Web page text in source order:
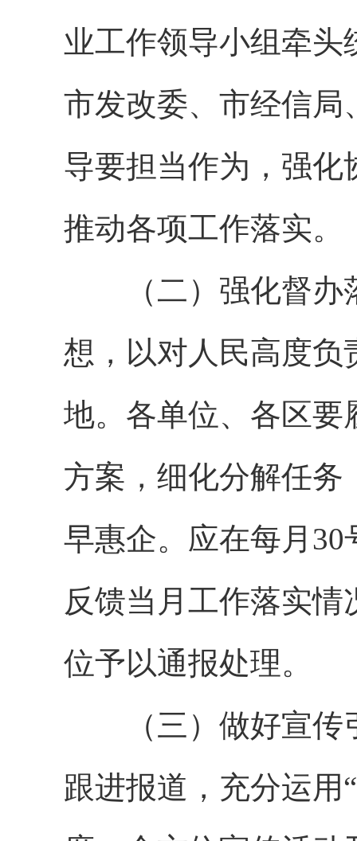
业工作领导小组牵
市发改委、市经信局
导要担当作为，强
推动各项工作落实。
（二）强化督办
想，以对人民高度
地。各单位、各区要
方案，细化分解任
早惠企。应在每月
反馈当月工作落实
位予以通报处理。
（三）做好宣传
跟进报道，充分运用